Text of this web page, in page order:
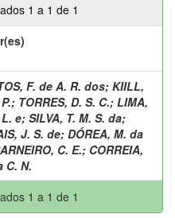
1 a 1 de 1
F. de A. R. dos; KIILL,
; TORRES, D. S. C.; LIMA,
e; SILVA, T. M. S. da;
J. S. de; DÓREA, M. da
C. E.; CORREIA,
C. N.
1 a 1 de 1